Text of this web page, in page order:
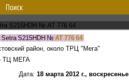
Поиск
Setra S215HDH № АТ 776 64
район, около ТРЦ "Мега"
ТЦ МЕГА
18 марта 2012 г., воскресенье